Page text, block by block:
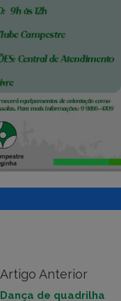
Artigo Anterior
Dança de quadrilha